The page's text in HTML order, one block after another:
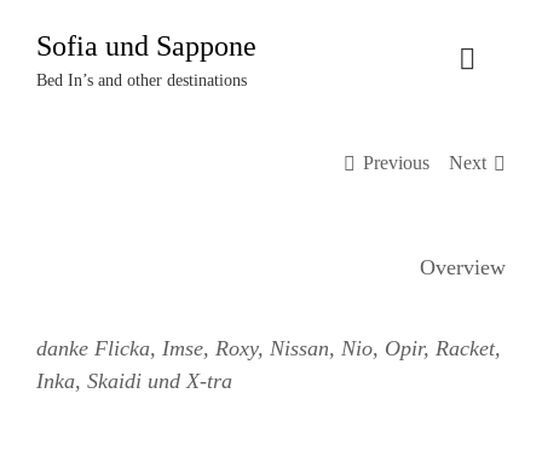
Inhalt
springen
Sofia und Sappone
Bed In’s and other destinations
Toggle
Termine
Previous Next
Overview
danke Flicka, Imse, Roxy, Nissan, Nio, Opir, Racket,
Inka, Skaidi und X-tra